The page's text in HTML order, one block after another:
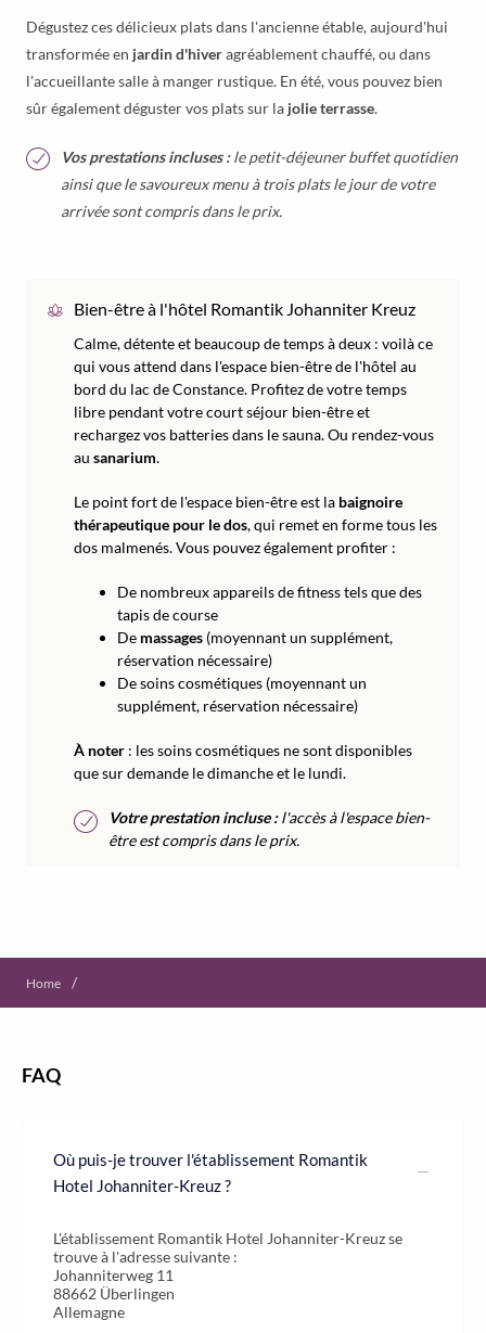
Dégustez ces délicieux plats dans l'ancienne étable, aujourd'hui
transformée en jardin d'hiveragréablement chauffé, ou dans
l'accueillante salle à manger rustique. En été, vous pouvez bien
sûr également déguster vos plats sur la jolie terrasse.
Vos prestations incluses :le petit-déjeuner buffet quotidien
ainsi que le savoureux menu à trois plats le jour de votre
arrivée sont compris dans le prix.
Bien-être à l'hôtel Romantik Johanniter Kreuz
Calme, détente et beaucoup de temps à deux : voilà ce
qui vous attend dans l'espace bien-être de l'hôtel au
bord du lac de Constance. Profitez de votre temps
libre pendant votre court séjour bien-être et
rechargez vos batteries dans le sauna. Ou rendez-vous
au sanarium.
Le point fort de l'espace bien-être est la baignoire
thérapeutique pour le dos, qui remet en forme tous les
dos malmenés. Vous pouvez également profiter :
De nombreux appareils de fitness tels que des
tapis de course
De massages (moyennant un supplément,
réservation nécessaire)
De soins cosmétiques (moyennant un
supplément, réservation nécessaire)
À noter : les soins cosmétiques ne sont disponibles
que sur demande le dimanche et le lundi.
Votre prestation incluse :l'accès à l'espace bien-
être est compris dans le prix.
Home /
FAQ
Où puis-je trouver l'établissement Romantik
Hotel Johanniter-Kreuz ?
L'établissement Romantik Hotel Johanniter-Kreuz se
trouve à l'adresse suivante :
Johanniterweg 11
88662 Überlingen
Allemagne